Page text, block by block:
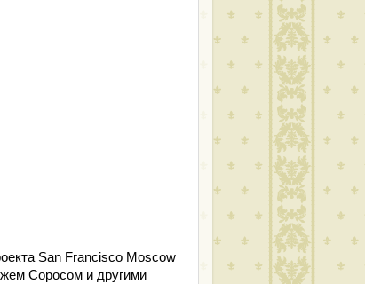
San Francisco Moscow
Соросом и другими